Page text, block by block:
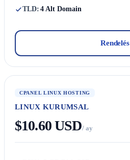
TLD: 4 Alt Domain
Rendelés
CPANEL LINUX HOSTING
LINUX KURUMSAL
$10.60 USD/ ay